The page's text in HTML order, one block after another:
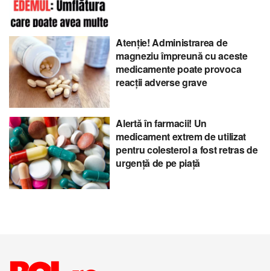
Atenție! Administrarea de
magneziu împreună cu aceste
medicamente poate provoca
reacții adverse grave
Alertă în farmacii! Un
medicament extrem de utilizat
pentru colesterol a fost retras de
urgență de pe piață